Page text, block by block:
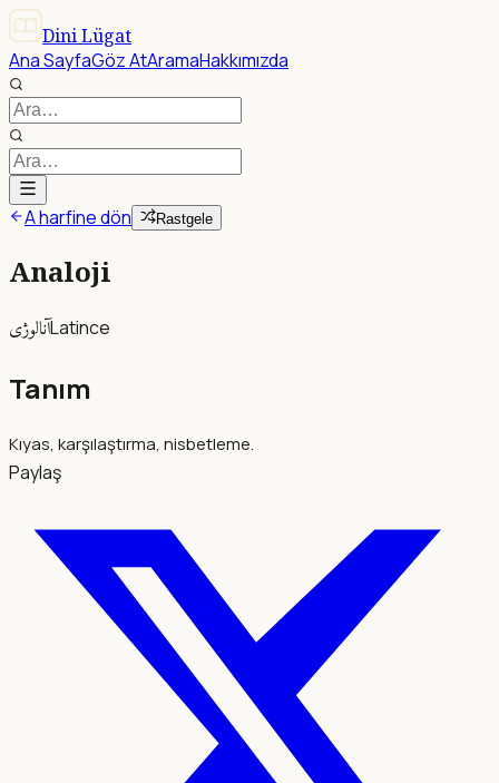
Dini Lügat
Ana SayfaGöz AtAramaHakkımızda
A harfine dön Rastgele
Analoji
آنالوژىLatince
Tanım
Kıyas, karşılaştırma, nisbetleme.
Paylaş